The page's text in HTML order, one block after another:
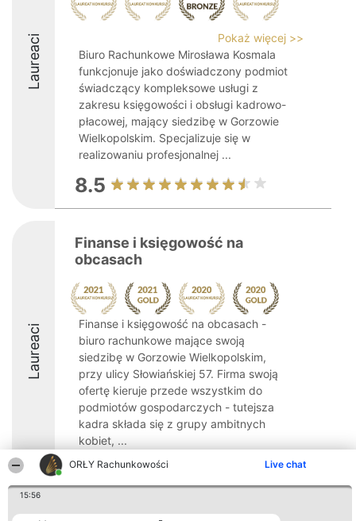
ORŁY Rachunkowości Live chat
15:56
Laureaci
Pokaż więcej >>
Biuro Rachunkowe Mirosława Kosmala
funkcjonuje jako doświadczony podmiot
świadczący kompleksowe usługi z
zakresu księgowości i obsługi kadrowo-
płacowej, mający siedzibę w Gorzowie
Wielkopolskim. Specjalizuje się w
realizowaniu profesjonalnej ...
8.5
Laureaci
Finanse i księgowość na
obcasach
Finanse i księgowość na obcasach -
biuro rachunkowe mające swoją
siedzibę w Gorzowie Wielkopolskim,
przy ulicy Słowiańskiej 57. Firma swoją
ofertę kieruje przede wszystkim do
podmiotów gospodarczych - tutejsza
kadra składa się z grupy ambitnych
kobiet, ...